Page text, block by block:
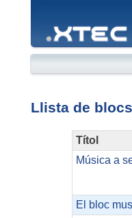
Llista de
Títol
Música a
El bloc